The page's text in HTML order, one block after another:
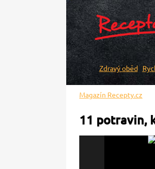
Zdravý oběd
Magazín Recepty.cz
11 potravin,